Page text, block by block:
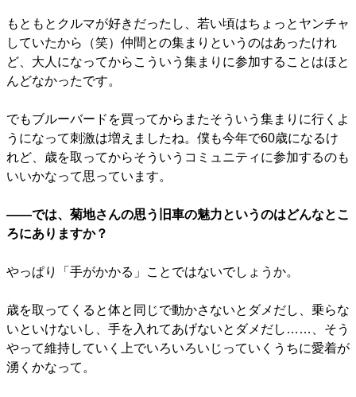
もともとクルマが好きだったし、若い頃はちょっとヤンチャ
していたから（笑）仲間との集まりというのはあったけれ
ど、大人になってからこういう集まりに参加することはほと
んどなかったです。
でもブルーバードを買ってからまたそういう集まりに行くよ
うになって刺激は増えましたね。僕も今年で60歳になるけ
れど、歳を取ってからそういうコミュニティに参加するのも
いいかなって思っています。
――では、菊地さんの思う旧車の魅力というのはどんなとこ
ろにありますか？
やっぱり「手がかかる」ことではないでしょうか。
歳を取ってくると体と同じで動かさないとダメだし、乗らな
いといけないし、手を入れてあげないとダメだし……、そう
やって維持していく上でいろいろいじっていくうちに愛着が
湧くかなって。